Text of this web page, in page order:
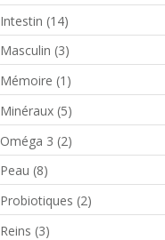
Intestin (14)
Masculin (3)
Mémoire (1)
Minéraux (5)
Oméga 3 (2)
Peau (8)
Probiotiques (2)
Reins (3)